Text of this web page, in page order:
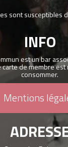
sont susceptibles
INFO
est un bar
carte de membre
consommer.
Mentions